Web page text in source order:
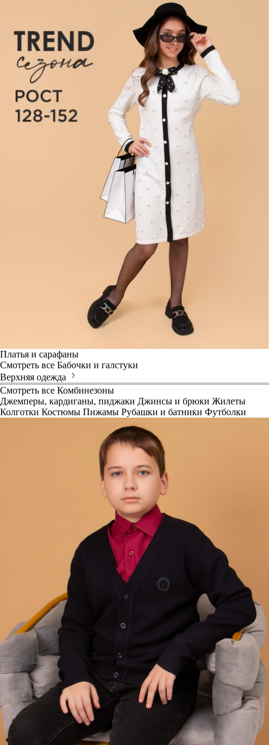
Платья и сарафаны
Смотреть все Бабочки и галстуки
Верхняя одежда
Смотреть все Комбинезоны
Джемперы, кардиганы, пиджаки Джинсы и брюки Жилеты
Колготки Костюмы Пижамы Рубашки и батники Футболки